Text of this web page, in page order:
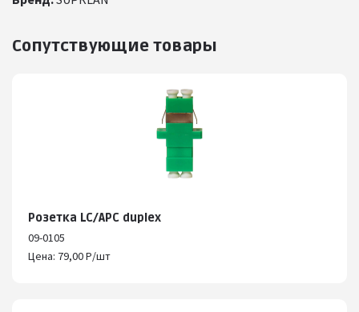
Сопутствующие товары
Розетка LC/APC duplex
09-0105
Цена: 79,00 Р/шт